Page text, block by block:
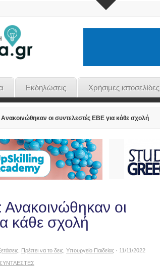
Εκδηλώσεις Χρήσιμες ιστοσελίδες
οι συντελεστές ΕΒΕ για κάθε σχολή
οι
κάθε σχολή
Πρέπει να το δεις Υπουργείο Παιδείας · 11/11/2022